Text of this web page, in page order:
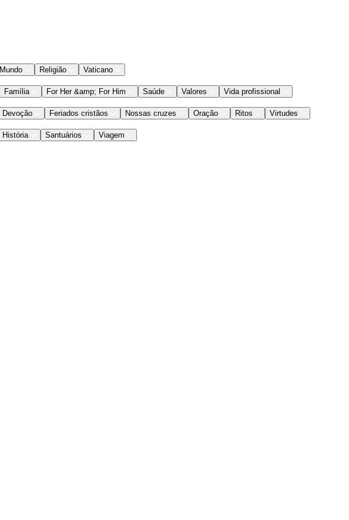
Mundo Religião Vaticano
Família For Her &amp; For Him Saúde Valores Vida profissional
Devoção Feriados cristãos Nossas cruzes Oração Ritos Virtudes
História Santuários Viagem